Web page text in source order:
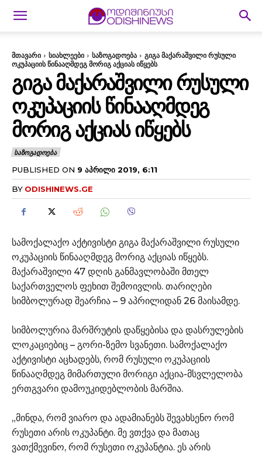
მთავარი სიახლეები საზოგადოება
გიგა მაქარაშვილი რუსული
ოკუპაციის წინააღმდეგ მორიგ აქციას იწყებს
ᲒᲘᲒᲐ ᲛᲐᲥᲐᲠᲐᲨᲕᲘᲚᲘ ᲠᲣᲡᲣᲚᲘ
ᲝᲙᲣᲞᲐᲪᲘᲘᲡ ᲬᲘᲜᲐᲐᲦᲛᲓᲔᲒ
ᲛᲝᲠᲘᲒ ᲐᲥᲪᲘᲐᲡ ᲘᲬᲧᲔᲑᲡ
ᲡᲐᲖᲝᲒᲐᲓᲝᲔᲑᲐ
PUBLISHED ON 9 ᲐᲞᲠᲘᲚᲘ 2019, 6:11
BY ODISHINEWS.GE
სამოქალაქო აქტივისტი გიგა მაქარაშვილი რუსული
ოკუპაციის წინააღმდეგ მორიგ აქციას იწყებს.
მაქარაშვილი 47 დღის განმავლობაში მთელ
საქართველოს ფეხით შემოივლის. თარიღები
სიმბოლურად შეარჩია – 9 აპრილიდან 26 მაისამდე.
სიმბოლურია მარშრუტის დაწყებისა და დასრულების
ლოკაციებიც – გორი-ზემო სვანეთი. სამოქალაქო
აქტივისტი აცხადებს, რომ რუსული ოკუპაციის
წინააღმდეგ მიმართული მორიგი აქცია-მსვლელობა
ერთგვარი დამოუკიდებლობის მარშია.
„მინდა, რომ ვიარო და ადამიანებს შევახსენო რომ
რუსეთი არის ოკუპანტი. მე ვთქვა და მათაც
ვათქმევინო, რომ რუსეთი ოკუპანტია. ეს არის